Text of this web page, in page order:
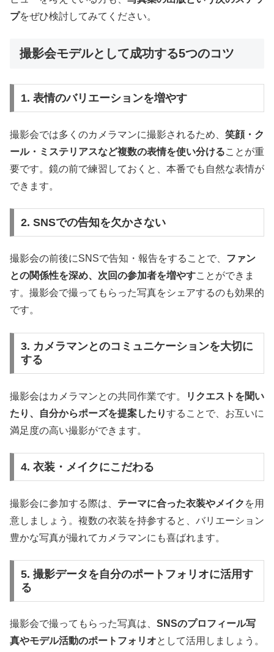
プをぜひ検討してみてください。
撮影会モデルとして成功する5つのコツ
1. 表情のバリエーションを増やす
撮影会では多くのカメラマンに撮影されるため、 笑顔・ク
ール・ミステリアスなど複数の表情を使い分けることが重
要です。鏡の前で練習しておくと、本番でも自然な表情が
できます。
2. SNSでの告知を欠かさない
撮影会の前後にSNSで告知・報告をすることで、 ファン
との関係性を深め、次回の参加者を増やすことができま
す。撮影会で撮ってもらった写真をシェアするのも効果的
です。
3. カメラマンとのコミュニケーションを大切に
する
撮影会はカメラマンとの共同作業です。
リクエストを聞い
たり、自分からポーズを提案したりすることで、お互いに
満足度の高い撮影ができます。
4. 衣装・メイクにこだわる
撮影会に参加する際は、 テーマに合った衣装やメイク を用
意しましょう。複数の衣装を持参すると、バリエーション
豊かな写真が撮れてカメラマンにも喜ばれます。
5. 撮影データを自分のポートフォリオに活用す
る
撮影会で撮ってもらった写真は、 SNSのプロフィール写
真やモデル活動のポートフォリオとして活用しましょう。